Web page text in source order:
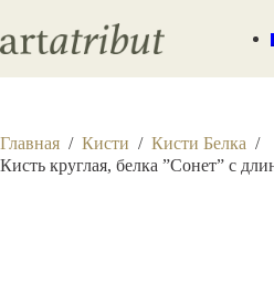
сути
Главная / Кисти / Кисти Белка /
Кисть круглая, белка ”Сонет” с